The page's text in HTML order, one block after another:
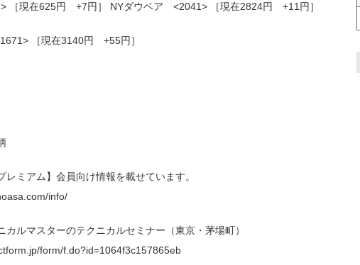
［現在625円 +7円］ NYダウベア <2041> ［現在2824円 +11円］
［現在3140円 +55円］
レミアム】会員向け情報を載せています。
info/
カルマスターのテクニカルセミナー（東京・茅場町）
form/f.do?id=1064f3c157865eb